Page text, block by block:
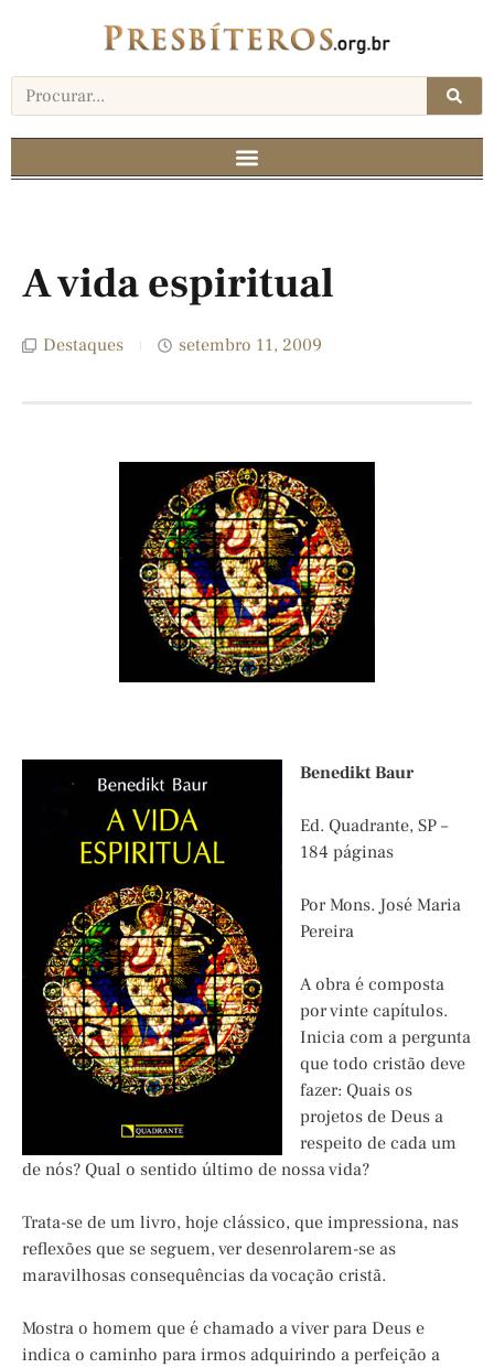
A vida espiritual
Destaques setembro 11, 2009
Benedikt Baur
Ed. Quadrante, SP –
184 páginas
Por Mons. José Maria
Pereira
A obra é composta
por vinte capítulos.
Inicia com a pergunta
que todo cristão deve
fazer: Quais os
projetos de Deus a
respeito de cada um
de nós? Qual o sentido último de nossa vida?
Trata-se de um livro, hoje clássico, que impressiona, nas
reflexões que se seguem, ver desenrolarem-se as
maravilhosas consequências da vocação cristã.
Mostra o homem que é chamado a viver para Deus e
indica o caminho para irmos adquirindo a perfeição a